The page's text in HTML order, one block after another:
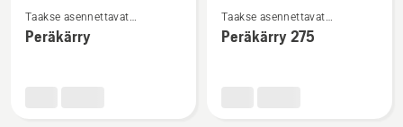
lisätietoja
tuotteesta
Taakse asennettavat
lisälaitteet
Peräkärry
lisätietoja
tuotteesta
Taakse asennettavat
lisälaitteet
Peräkärry 275